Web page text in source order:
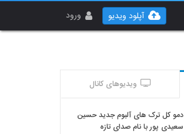
ورود آپلود ویدیو
ویدیوهای کانال
دمو کل ترک های آلبوم جدید حسین
سعیدی پور با نام صدای تازه